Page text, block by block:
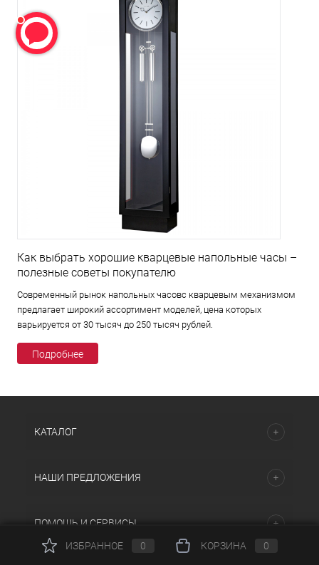
Как выбрать хорошие кварцевые напольные часы –
полезные советы покупателю
Современный рынок напольных часовс кварцевым механизмом
предлагает широкий ассортимент моделей, цена которых
варьируется от 30 тысяч до 250 тысяч рублей.
Подробнее
КАТАЛОГ
НАШИ ПРЕДЛОЖЕНИЯ
ПОМОЩЬ И СЕРВИСЫ
ИЗБРАННОЕ
0 КОРЗИНА 0